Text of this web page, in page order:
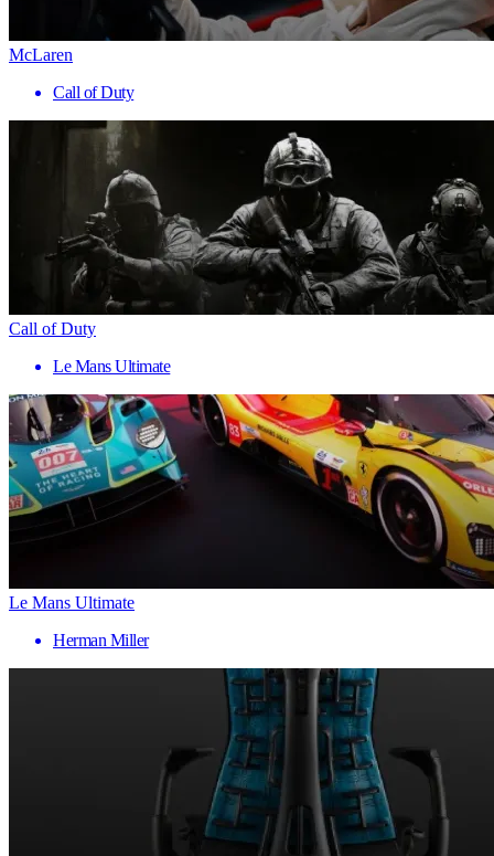
McLaren
Call of Duty
Call of Duty
Le Mans Ultimate
Le Mans Ultimate
Herman Miller